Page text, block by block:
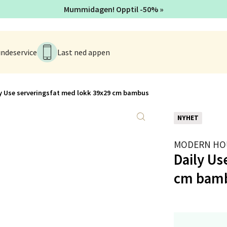
Last ned appen
Use serveringsfat med lokk 39x29 cm bambus
NYHET
MODERN
Daily
cm
Mummidagen! Opptil -50% »
1, 4313 Sandnes
10-18